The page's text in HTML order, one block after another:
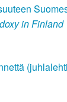
in Finland